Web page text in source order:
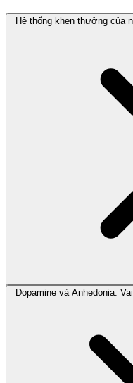
Hệ thống khen thưởng của
Dopamine và Anhedonia: